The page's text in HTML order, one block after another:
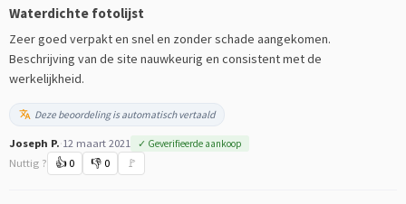
Waterdichte fotolijst
Zeer goed verpakt en snel en zonder schade aangekomen.
Beschrijving van de site nauwkeurig en consistent met de
werkelijkheid.
Deze beoordeling is automatisch vertaald
Joseph P.·12 maart 2021 ✓ Geverifieerde aankoop
Nuttig ? 👍 0 👎 0 🚩